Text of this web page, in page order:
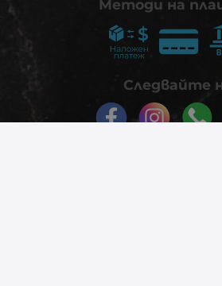
Методи на
Следвайте